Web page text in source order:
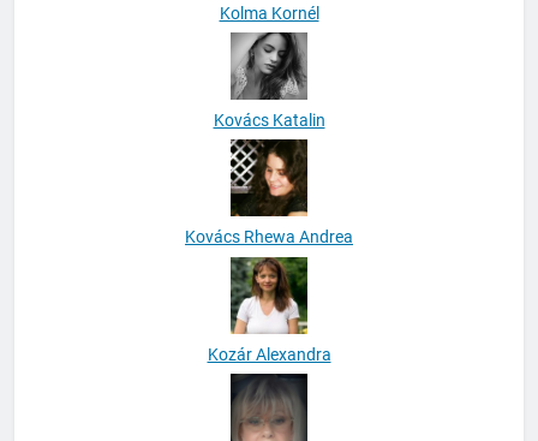
Kolma Kornél
Kovács Katalin
Kovács Rhewa Andrea
Kozár Alexandra